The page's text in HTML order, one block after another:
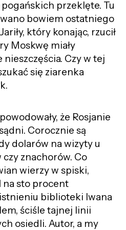
pogańskich przeklęte. Tu
bowiem ostatniego
który konając, rzucił
Moskwę miały
Czy w tej
się ziarenka
że Rosjanie
Corocznie są
dolarów na wizyty u
znachorów. Co
wierzy w spiski,
na sto procent
biblioteki Iwana
ściśle tajnej linii
osiedli. Autor, a my